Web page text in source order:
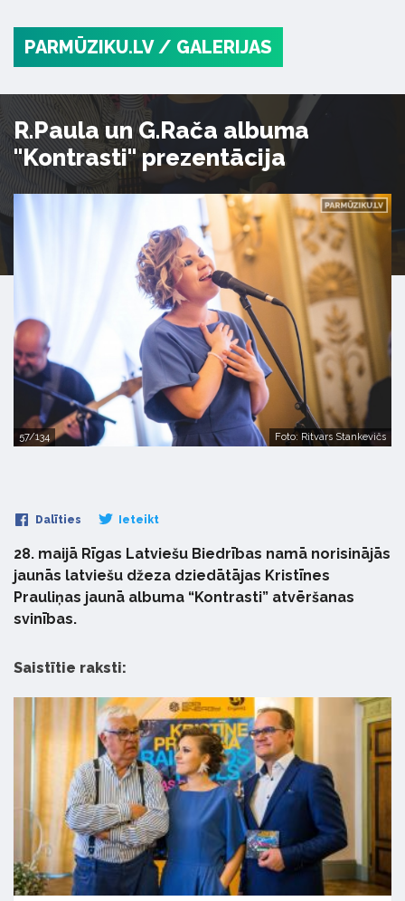
PARMŪZIKU.LV / GALERIJAS
R.Paula un G.Rača albuma
"Kontrasti" prezentācija
57/134 Foto: Ritvars Stankevičs
Dalīties Ieteikt
28. maijā Rīgas Latviešu Biedrības namā norisinājās
jaunās latviešu džeza dziedātājas Kristīnes
Prauliņas jaunā albuma “Kontrasti” atvēršanas
svinības.
Saistītie raksti: